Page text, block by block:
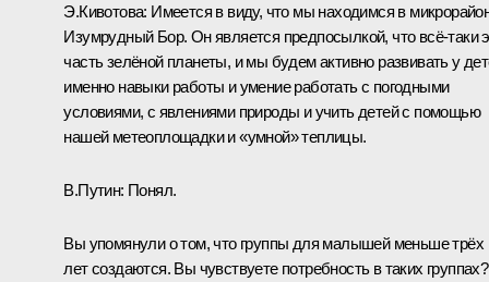
Э.Кивотова: Имеется в виду, что мы находимся в
Изумрудный Бор. Он является предпосылкой, что всё-таки
часть зелёной планеты, и мы будем активно развивать у
именно навыки работы и умение работать с погодными
условиями, с явлениями природы и учить детей с помощью
нашей метеоплощадки и «умной» теплицы.
В.Путин: Понял.
Вы упомянули о том, что группы для малышей меньше трёх
лет создаются. Вы чувствуете потребность в таких группах?